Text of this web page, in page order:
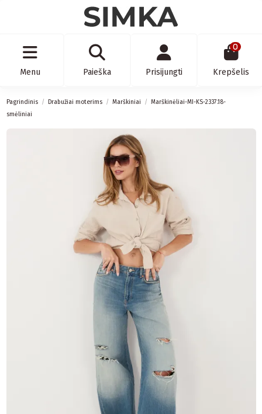
Menu Paieška Prisijungti
0
Krepšelis
Pagrindinis Drabužiai moterims Marškiniai
Marškinėliai-MI-KS-2337.18-
smėliniai